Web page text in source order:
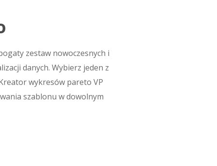
zestaw nowoczesnych i
danych. Wybierz jeden z
wykresów pareto VP
szablonu w dowolnym